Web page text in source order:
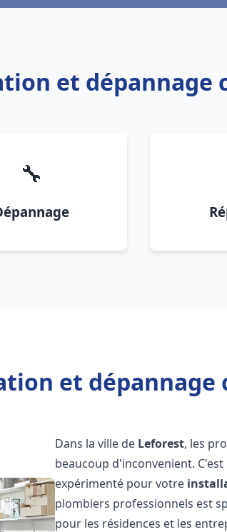
et dépannage
🔧
et dépannage
Dans la ville de Leforest, les
beaucoup d'inconvenient.
expérimenté pour votre
plombiers professionnels est
pour les résidences et les